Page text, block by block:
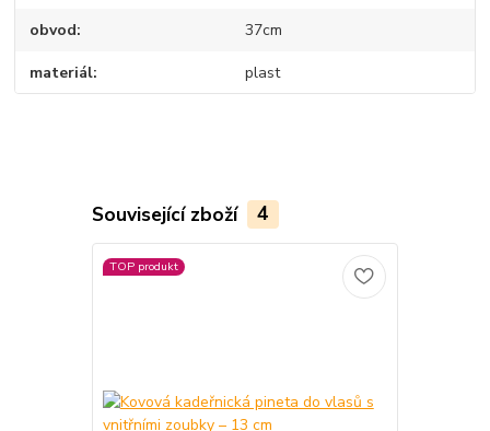
obvod 37cm
materiál plast
Související zboží 4
TOP produkt